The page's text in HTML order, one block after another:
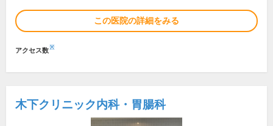
この医院の詳細をみる
アクセス数※
木下クリニック内科・胃腸科